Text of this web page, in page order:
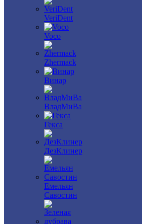
VeriDent
Voco
Zhermack
Винар
ВладМиВа
Гекса
ДезКлинер
Емельян
Савостин